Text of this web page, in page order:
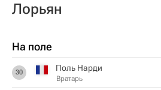
Лорьян
На поле
30 Поль Нарди
Вратарь